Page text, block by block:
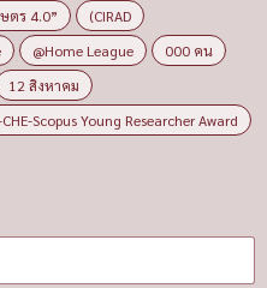
ตร 4.0”
(CIRAD
@Home League
000 คน
12 สิงหาคม
Scopus Young Researcher Award